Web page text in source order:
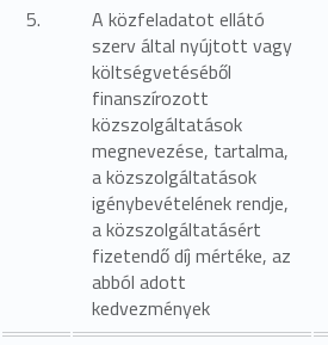
5.
A közfeladatot ellátó
szerv által nyújtott vagy
költségvetéséből
finanszírozott
közszolgáltatások
megnevezése, tartalma,
a közszolgáltatások
igénybevételének rendje,
a közszolgáltatásért
fizetendő díj mértéke, az
abból adott
kedvezmények